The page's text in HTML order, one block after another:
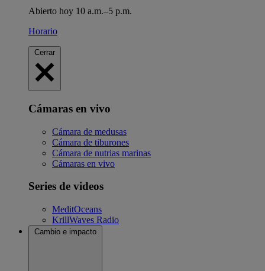
Abierto hoy 10 a.m.–5 p.m.
Horario
Cerrar
Cámaras en vivo
Cámara de medusas
Cámara de tiburones
Cámara de nutrias marinas
Cámaras en vivo
Series de videos
MeditOceans
KrillWaves Radio
Cambio e impacto